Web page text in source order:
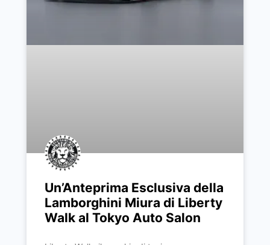
Un’Anteprima Esclusiva della
Lamborghini Miura di Liberty
Walk al Tokyo Auto Salon